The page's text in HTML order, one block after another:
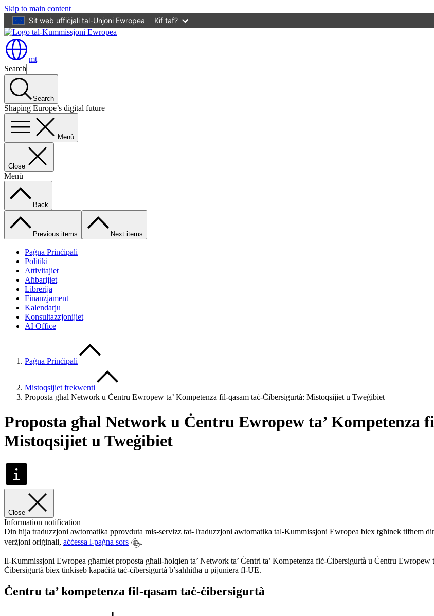
Skip to main content
Sit web uffiċjali tal-Unjoni Ewropea
Kif taf?
mt
Search
Search
Shaping Europe’s digital future
Menù
Close
Menù
Back
Previous items Next items
Paġna Prinċipali
Politiki
Attivitajiet
Aħbarijiet
Librerija
Finanzjament
Kalendarju
Konsultazzjonijiet
AI Office
Paġna Prinċipali
Mistoqsijiet frekwenti
Proposta għal Network u Ċentru Ewropew ta’ Kompetenza fil-qasam taċ-Ċibersigurtà: Mistoqsijiet u Tweġibiet
Proposta għal Network u Ċentru Ewropew ta’ Kompetenza
Mistoqsijiet u Tweġibiet
Close
Information notification
Din hija traduzzjoni awtomatika pprovduta mis-servizz tat-Traduzzjoni awtomatika tal-Kummissjoni Ewropea biex tgħinek tifhem
verżjoni oriġinali, aċċessa l-paġna sors .
Il-Kummissjoni Ewropea għamlet proposta għall-ħolqien ta’ Network ta’ Ċentri ta’ Kompetenza fiċ-Ċibersigurtà u Ċentru
Ċibersigurtà biex tinkiseb kapaċità taċ-ċibersigurtà b’saħħitha u pijuniera fl-UE.
Ċentru ta’ kompetenza fil-qasam taċ-ċibersigurtà